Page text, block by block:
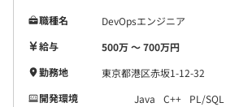
職種名
DevOpsエンジニア
給与
500万 〜 700万円
勤務地
東京都港区赤坂1-12-32
開発環境
Java C++
PL/SQL